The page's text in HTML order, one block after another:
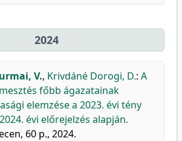
2024
V., Krivdáné Dorogi, D.: A
főbb ágazatainak
elemzése a 2023. évi tény
évi előrejelzés alapján.
60 p., 2024.